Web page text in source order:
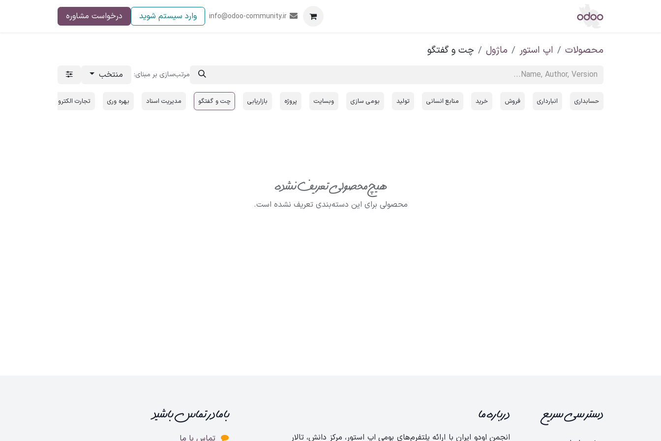
تماس با ما info@odoo-community.ir وارد سیستم شوید درخواست مشاوره
محصولات اپ استور ماژول چت و گفتگو
مرتب‌سازی بر مبنای: منتخب
حسابداری انبارداری فروش خرید منابع انسانی تولید بومی سازی وبسایت پروژه بازاریابی چت و گفتگو مدیریت اسناد بهره‌ وری تجارت الکترونیک
هیچ محصولی تعریف نشده
محصولی برای این دسته‌بندی تعریف نشده است.
دسترسی سریع درباره ما
انجمن اودو ایران با ارائه پلتفرم‌های بومی اپ استور، مرکز دانش، تالار
با ما در تماس باشید
تماس با ما